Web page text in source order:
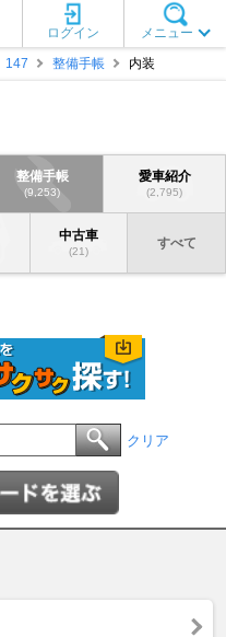
メニュー
ログイン
147 整備手帳 内装
整備手帳
(9,253)
愛車紹介
(2,795)
中古車
(21)
すべて
クリア